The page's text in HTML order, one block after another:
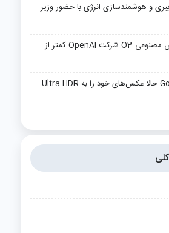
و هوشمندسازی انرژی با حضور وزیر
عملکرد مدل هوش مصنوعی O3 شرکت OpenAI کمتر از
با Google Photos حالا عکس‌های خود را به Ultra HDR